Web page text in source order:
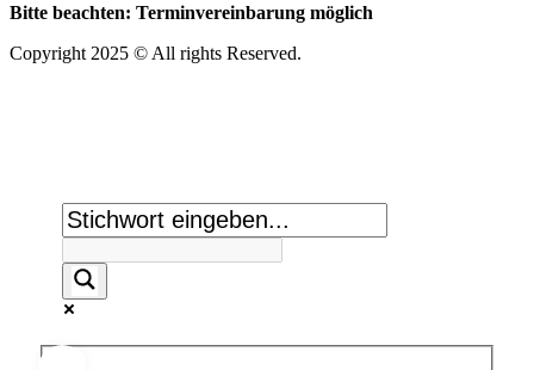
Bitte beachten: Terminvereinbarung möglich
Copyright 2025 © All rights Reserved.